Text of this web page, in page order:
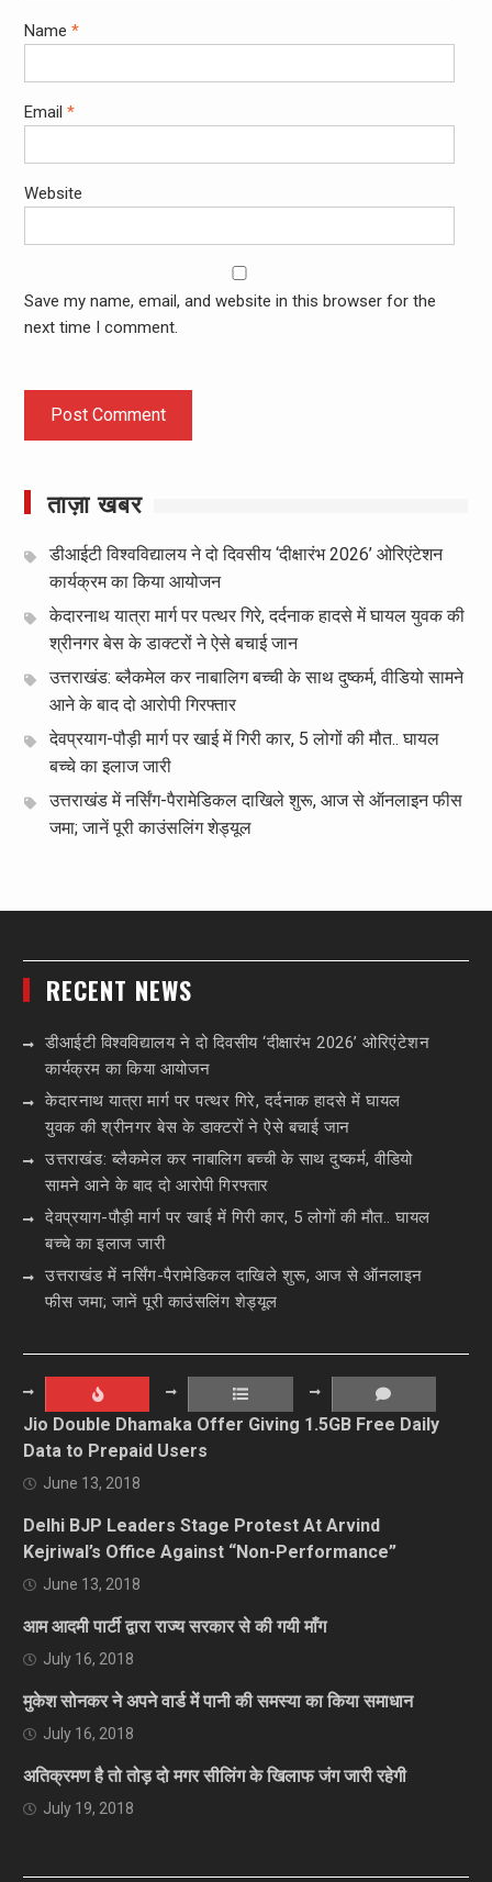
Name *
Email *
Website
Save my name, email, and website in this browser for the
next time I comment.
ताज़ा खबर
डीआईटी विश्वविद्यालय ने दो दिवसीय ‘दीक्षारंभ 2026’ ओरिएंटेशन
कार्यक्रम का किया आयोजन
केदारनाथ यात्रा मार्ग पर पत्थर गिरे, दर्दनाक हादसे में घायल युवक की
श्रीनगर बेस के डाक्टरों ने ऐसे बचाई जान
उत्तराखंड: ब्लैकमेल कर नाबालिग बच्ची के साथ दुष्कर्म, वीडियो सामने
आने के बाद दो आरोपी गिरफ्तार
देवप्रयाग-पौड़ी मार्ग पर खाई में गिरी कार, 5 लोगों की मौत.. घायल
बच्चे का इलाज जारी
उत्तराखंड में नर्सिंग-पैरामेडिकल दाखिले शुरू, आज से ऑनलाइन फीस
जमा; जानें पूरी काउंसलिंग शेड्यूल
RECENT NEWS
डीआईटी विश्वविद्यालय ने दो दिवसीय ‘दीक्षारंभ 2026’ ओरिएंटेशन
कार्यक्रम का किया आयोजन
केदारनाथ यात्रा मार्ग पर पत्थर गिरे, दर्दनाक हादसे में घायल
युवक की श्रीनगर बेस के डाक्टरों ने ऐसे बचाई जान
उत्तराखंड: ब्लैकमेल कर नाबालिग बच्ची के साथ दुष्कर्म, वीडियो
सामने आने के बाद दो आरोपी गिरफ्तार
देवप्रयाग-पौड़ी मार्ग पर खाई में गिरी कार, 5 लोगों की मौत.. घायल
बच्चे का इलाज जारी
उत्तराखंड में नर्सिंग-पैरामेडिकल दाखिले शुरू, आज से ऑनलाइन
फीस जमा; जानें पूरी काउंसलिंग शेड्यूल
Jio Double Dhamaka Offer Giving 1.5GB Free Daily
Data to Prepaid Users
June 13, 2018
Delhi BJP Leaders Stage Protest At Arvind
Kejriwal’s Office Against “Non-Performance”
June 13, 2018
आम आदमी पार्टी द्वारा राज्य सरकार से की गयी माँग
July 16, 2018
मुकेश सोनकर ने अपने वार्ड में पानी की समस्या का किया समाधान
July 16, 2018
अतिक्रमण है तो तोड़ दो मगर सीलिंग के खिलाफ जंग जारी रहेगी
July 19, 2018